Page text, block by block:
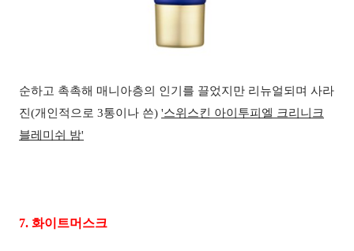
순하고 촉촉해 매니아층의 인기를 끌었지만 리뉴얼되며 사라
진(개인적으로 3통이나 쓴) '스위스킨 아이투피엘 크리니크
블레미쉬 밤'
7. 화이트머스크